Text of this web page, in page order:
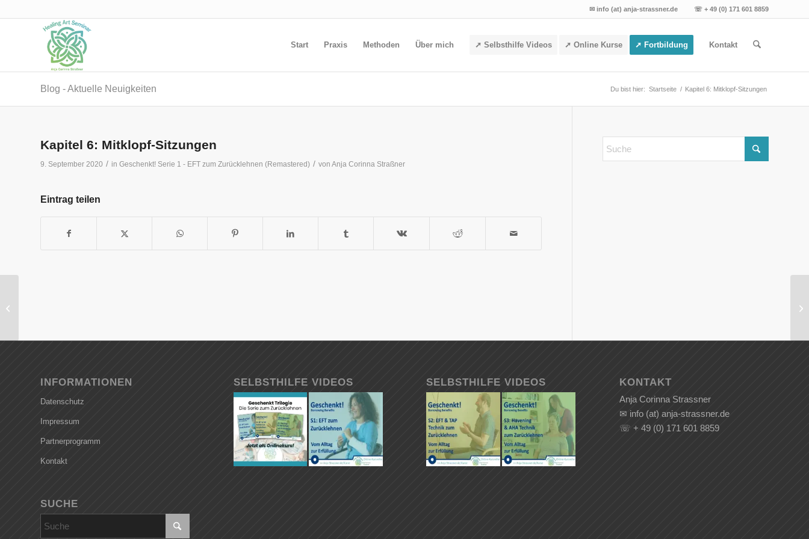
✉ info (at) anja-strassner.de ☏ + 49 (0) 171 601 8859
Start Praxis Methoden Über mich ➚ Selbsthilfe Videos ➚ Online Kurse ➚ Fortbildung Kontakt
Blog - Aktuelle Neuigkeiten Du bist hier: Startseite / Kapitel 6: Mitklopf-Sitzungen
Kapitel 6: Mitklopf-Sitzungen
9. September 2020 / in Geschenkt! Serie 1 - EFT zum Zurücklehnen (Remastered) / von Anja Corinna Straßner
Eintrag teilen
INFORMATIONEN
Datenschutz
Impressum
Partnerprogramm
Kontakt
SUCHE
SELBSTHILFE VIDEOS SELBSTHILFE VIDEOS KONTAKT
Anja Corinna Strassner
✉ info (at) anja-strassner.de
☏ + 49 (0) 171 601 8859